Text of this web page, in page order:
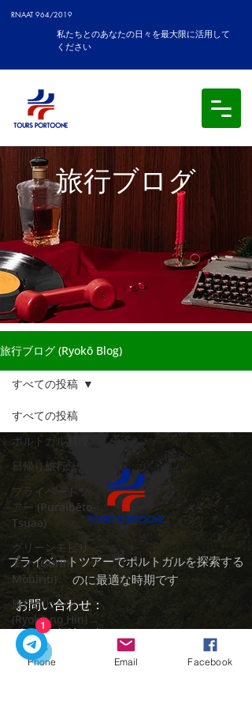
RNAAT 964/2019
私たちとのあなたの日々を最大限に活用して
ください
旅行ブログ
旅行ブログ (Ryokō Blog)
すべての投稿
ポルトガル料理
日帰り旅行
プライベートツ
アー (Puraibēto
Tsuaa)
グリーンモビリ
ティ (Gurīn
Mobiriti)
旅行のヒント
(Ryokō no Hin)
Dicas de
スマートモビリ
すべての投稿
プライベートツアーでポルトガルを探索する
のに最適な時期です
お問い合わせ：
クイックリンク
Phone Email Facebook
1